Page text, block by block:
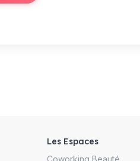
Les Espaces
Coworking Beauté